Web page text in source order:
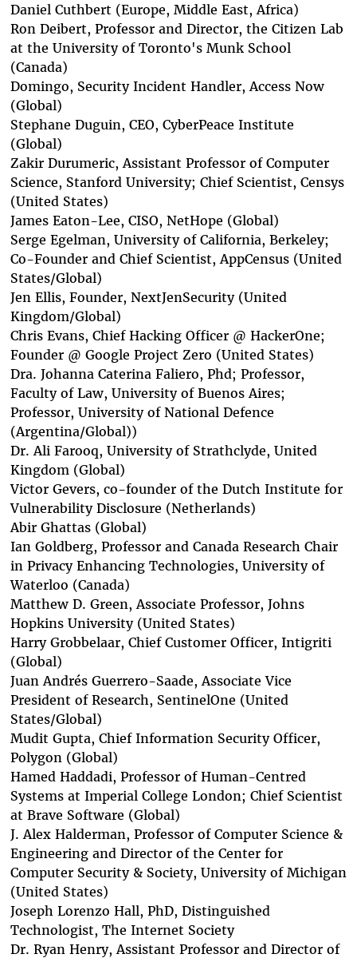
Daniel Cuthbert (Europe, Middle East, Africa)
Ron Deibert, Professor and Director, the Citizen Lab
at the University of Toronto's Munk School
(Canada)
Domingo, Security Incident Handler, Access Now
(Global)
Stephane Duguin, CEO, CyberPeace Institute
(Global)
Zakir Durumeric, Assistant Professor of Computer
Science, Stanford University; Chief Scientist, Censys
(United States)
James Eaton-Lee, CISO, NetHope (Global)
Serge Egelman, University of California, Berkeley;
Co-Founder and Chief Scientist, AppCensus (United
States/Global)
Jen Ellis, Founder, NextJenSecurity (United
Kingdom/Global)
Chris Evans, Chief Hacking Officer @ HackerOne;
Founder @ Google Project Zero (United States)
Dra. Johanna Caterina Faliero, Phd; Professor,
Faculty of Law, University of Buenos Aires;
Professor, University of National Defence
(Argentina/Global))
Dr. Ali Farooq, University of Strathclyde, United
Kingdom (Global)
Victor Gevers, co-founder of the Dutch Institute for
Vulnerability Disclosure (Netherlands)
Abir Ghattas (Global)
Ian Goldberg, Professor and Canada Research Chair
in Privacy Enhancing Technologies, University of
Waterloo (Canada)
Matthew D. Green, Associate Professor, Johns
Hopkins University (United States)
Harry Grobbelaar, Chief Customer Officer, Intigriti
(Global)
Juan Andrés Guerrero-Saade, Associate Vice
President of Research, SentinelOne (United
States/Global)
Mudit Gupta, Chief Information Security Officer,
Polygon (Global)
Hamed Haddadi, Professor of Human-Centred
Systems at Imperial College London; Chief Scientist
at Brave Software (Global)
J. Alex Halderman, Professor of Computer Science &
Engineering and Director of the Center for
Computer Security & Society, University of Michigan
(United States)
Joseph Lorenzo Hall, PhD, Distinguished
Technologist, The Internet Society
Dr. Ryan Henry, Assistant Professor and Director of